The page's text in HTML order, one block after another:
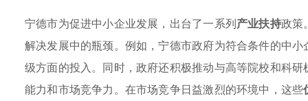
宁德市为促进中小企业发展，出台了一系列产业扶持政策
解决发展中的瓶颈。例如，宁德市政府为符合条件的中
级方面的投入。同时，政府还积极推动与高等院校和科
能力和市场竞争力。在市场竞争日益激烈的环境中，这些